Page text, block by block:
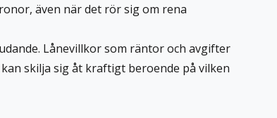
även när det rör sig om rena
Lånevillkor som räntor och avgifter
skilja sig åt kraftigt beroende på vilken